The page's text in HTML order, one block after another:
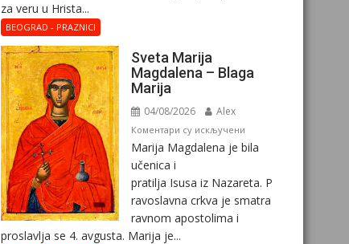
za veru u Hrista...
BEOGRAD - PRAZNICI
Sveta Marija
Magdalena – Blaga
Marija
04/08/2026 Alex
Коментари су искљученина
Sveta
Magdalena
–
Marija Magdalena je bila
učenica i
pratilja Isusa iz Nazareta. P
ravoslavna crkva je smatra
ravnom apostolima i
proslavlja se 4. avgusta. Marija je...